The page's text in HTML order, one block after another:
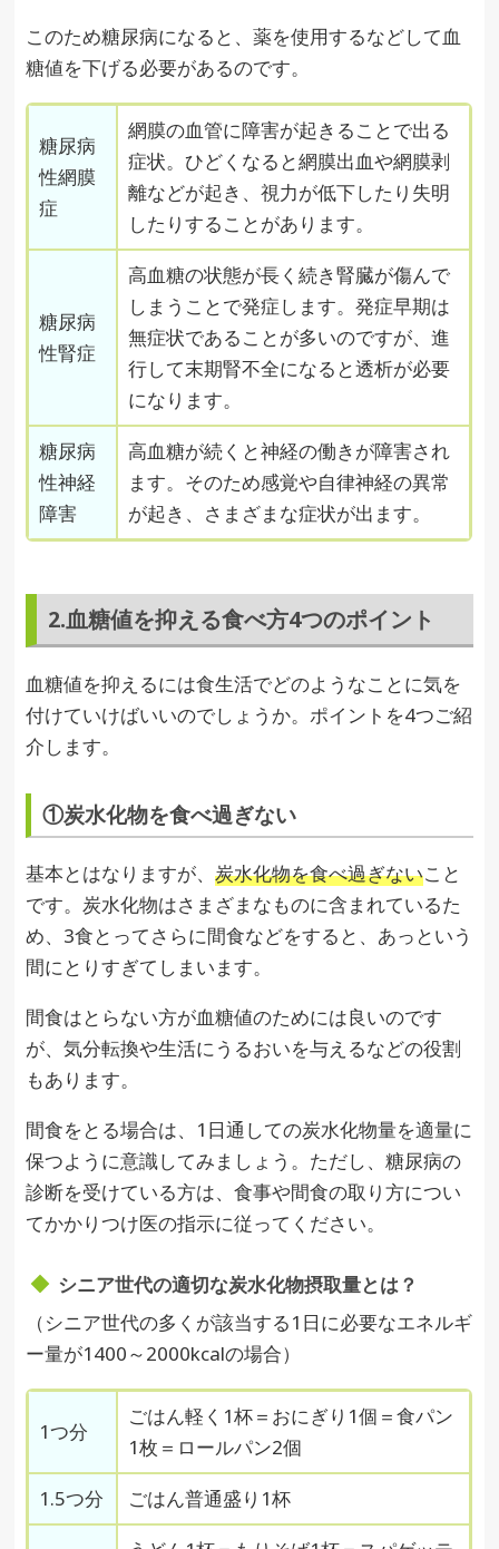
このため糖尿病になると、薬を使用するなどして血
糖値を下げる必要があるのです。
糖尿病
性網膜
症
網膜の血管に障害が起きることで出る
症状。ひどくなると網膜出血や網膜剥
離などが起き、視力が低下したり失明
したりすることがあります。
糖尿病
性腎症
高血糖の状態が長く続き腎臓が傷んで
しまうことで発症します。発症早期は
無症状であることが多いのですが、進
行して末期腎不全になると透析が必要
になります。
糖尿病
性神経
障害
高血糖が続くと神経の働きが障害され
ます。そのため感覚や自律神経の異常
が起き、さまざまな症状が出ます。
2.血糖値を抑える食べ方4つのポイント
血糖値を抑えるには食生活でどのようなことに気を
付けていけばいいのでしょうか。ポイントを4つご紹
介します。
①炭水化物を食べ過ぎない
基本とはなりますが、炭水化物を食べ過ぎないこと
です。炭水化物はさまざまなものに含まれているた
め、3食とってさらに間食などをすると、あっという
間にとりすぎてしまいます。
間食はとらない方が血糖値のためには良いのです
が、気分転換や生活にうるおいを与えるなどの役割
もあります。
間食をとる場合は、1日通しての炭水化物量を適量に
保つように意識してみましょう。ただし、糖尿病の
診断を受けている方は、食事や間食の取り方につい
てかかりつけ医の指示に従ってください。
シニア世代の適切な炭水化物摂取量とは？
（シニア世代の多くが該当する1日に必要なエネルギ
ー量が1400～2000kcalの場合）
1つ分
ごはん軽く1杯＝おにぎり1個＝食パン
1枚＝ロールパン2個
1.5つ分
ごはん普通盛り1杯